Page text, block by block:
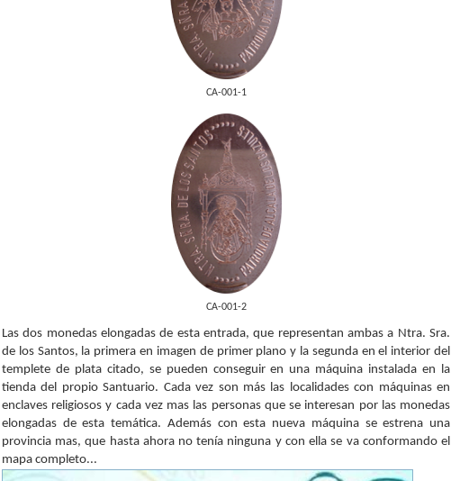
CA-001-1
CA-001-2
Las dos monedas elongadas de esta entrada, que representan ambas a Ntra. Sra.
de los Santos, la primera en imagen de primer plano y la segunda en el interior del
templete de plata citado, se pueden conseguir en una máquina instalada en la
tienda del propio Santuario. Cada vez son más las localidades con máquinas en
enclaves religiosos y cada vez mas las personas que se interesan por las monedas
elongadas de esta temática. Además con esta nueva máquina se estrena una
provincia mas, que hasta ahora no tenía ninguna y con ella se va conformando el
mapa completo...